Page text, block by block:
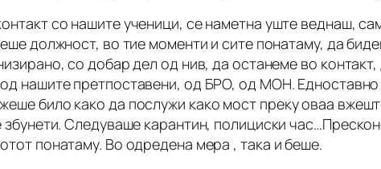
со нашите ученици, се наметна уште веднаш,
должност, во тие моменти и сите понатаму, да
со добар дел од нив, да останеме во
нашите претпоставени, од БРО, од МОН.
било како да послужи како мост преку оваа
збунети. Следуваше карантин, полициски
понатаму. Во одредена мера , така и беше.